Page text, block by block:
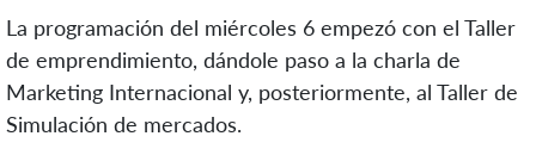
La programación del miércoles 6 empezó con el Taller
de emprendimiento, dándole paso a la charla de
Marketing Internacional y, posteriormente, al Taller de
Simulación de mercados.